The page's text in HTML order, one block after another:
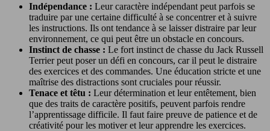
Indépendance : Leur caractère indépendant peut parfois se
traduire par une certaine difficulté à se concentrer et à suivre
les instructions. Ils ont tendance à se laisser distraire par leur
environnement, ce qui peut être un obstacle en concours.
Instinct de chasse : Le fort instinct de chasse du Jack Russell
Terrier peut poser un défi en concours, car il peut le distraire
des exercices et des commandes. Une éducation stricte et une
maîtrise des distractions sont cruciales pour réussir.
Tenace et têtu : Leur détermination et leur entêtement, bien
que des traits de caractère positifs, peuvent parfois rendre
l’apprentissage difficile. Il faut faire preuve de patience et de
créativité pour les motiver et leur apprendre les exercices.